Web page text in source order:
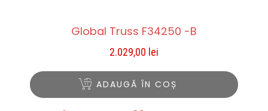
Global Truss F34250 -B
2.029,00 lei
ADAUGĂ ÎN COȘ